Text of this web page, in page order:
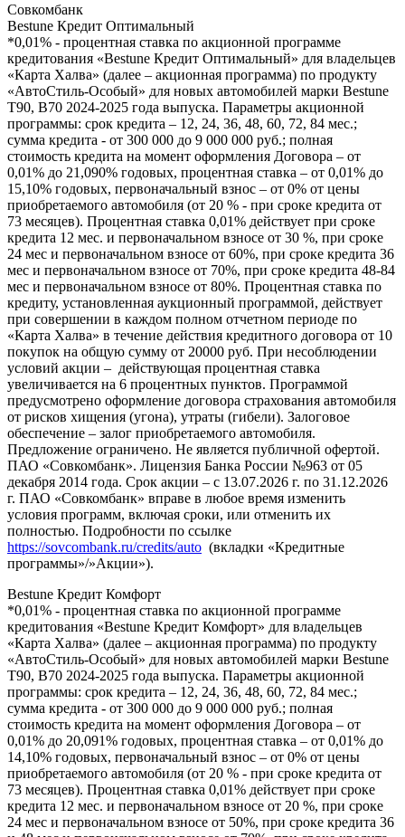
Совкомбанк
Bestune Кредит Оптимальный
*0,01% - процентная ставка по акционной программе
кредитования «Bestune Кредит Оптимальный» для владельцев
«Карта Халва» (далее – акционная программа) по продукту
«АвтоСтиль-Особый» для новых автомобилей марки Bestune
T90, B70 2024-2025 года выпуска. Параметры акционной
программы: срок кредита – 12, 24, 36, 48, 60, 72, 84 мес.;
сумма кредита - от 300 000 до 9 000 000 руб.; полная
стоимость кредита на момент оформления Договора – от
0,01% до 21,090% годовых, процентная ставка – от 0,01% до
15,10% годовых, первоначальный взнос – от 0% от цены
приобретаемого автомобиля (от 20 % - при сроке кредита от
73 месяцев). Процентная ставка 0,01% действует при сроке
кредита 12 мес. и первоначальном взносе от 30 %, при сроке
24 мес и первоначальном взносе от 60%, при сроке кредита 36
мес и первоначальном взносе от 70%, при сроке кредита 48-84
мес и первоначальном взносе от 80%. Процентная ставка по
кредиту, установленная аукционный программой, действует
при совершении в каждом полном отчетном периоде по
«Карта Халва» в течение действия кредитного договора от 10
покупок на общую сумму от 20000 руб. При несоблюдении
условий акции – действующая процентная ставка
увеличивается на 6 процентных пунктов. Программой
предусмотрено оформление договора страхования автомобиля
от рисков хищения (угона), утраты (гибели). Залоговое
обеспечение – залог приобретаемого автомобиля.
Предложение ограничено. Не является публичной офертой.
ПАО «Совкомбанк». Лицензия Банка России №963 от 05
декабря 2014 года. Срок акции – с 13.07.2026 г. по 31.12.2026
г. ПАО «Совкомбанк» вправе в любое время изменить
условия программ, включая сроки, или отменить их
полностью. Подробности по ссылке
https://sovcombank.ru/credits/auto (вкладки «Кредитные
программы»/»Акции»).
Bestune Кредит Комфорт
*0,01% - процентная ставка по акционной программе
кредитования «Bestune Кредит Комфорт» для владельцев
«Карта Халва» (далее – акционная программа) по продукту
«АвтоСтиль-Особый» для новых автомобилей марки Bestune
T90, B70 2024-2025 года выпуска. Параметры акционной
программы: срок кредита – 12, 24, 36, 48, 60, 72, 84 мес.;
сумма кредита - от 300 000 до 9 000 000 руб.; полная
стоимость кредита на момент оформления Договора – от
0,01% до 20,091% годовых, процентная ставка – от 0,01% до
14,10% годовых, первоначальный взнос – от 0% от цены
приобретаемого автомобиля (от 20 % - при сроке кредита от
73 месяцев). Процентная ставка 0,01% действует при сроке
кредита 12 мес. и первоначальном взносе от 20 %, при сроке
24 мес и первоначальном взносе от 50%, при сроке кредита 36